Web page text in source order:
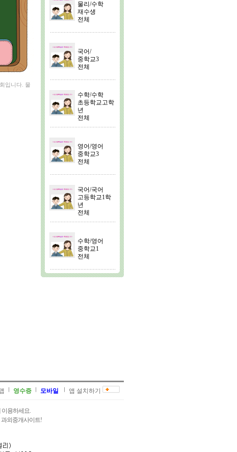
입니다. 물
물리/수학
재수생
전체
국어/
중학교3
전체
수학/수학
초등학교고학
년
전체
영어/영어
중학교3
전체
국어/국어
고등학교1학
년
전체
수학/영어
중학교1
전체
영수증 모바일 앱 설치하기
이용하세요.
과외중개사이트!